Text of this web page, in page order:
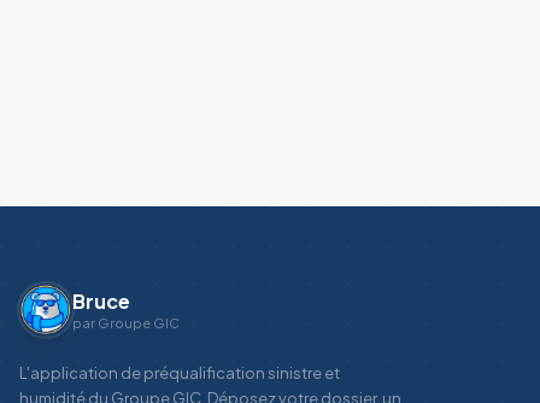
Bruce
par Groupe GIC
L'application de préqualification sinistre et
humidité du Groupe GIC. Déposez votre dossier, un